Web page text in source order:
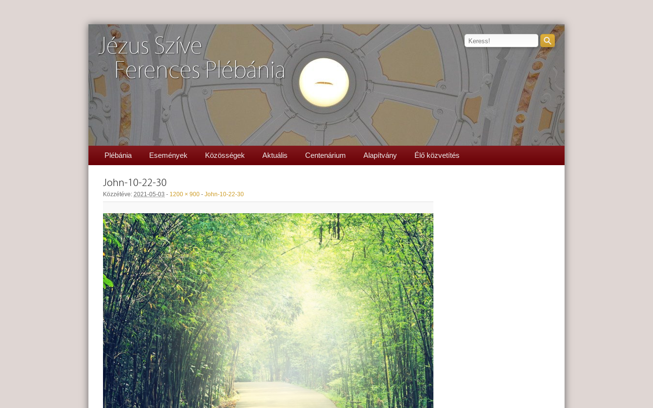
Jézus Szíve
Ferences Plébánia
Plébánia Események Közösségek Aktuális Centenárium Alapítvány Élő közvetítés
John-10-22-30
Közzétéve: 2021-05-03 - 1200 × 900 - John-10-22-30